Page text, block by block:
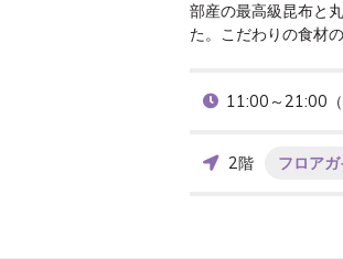
部産の最高級昆布と
た。こだわりの食材
11:00～21:00（
2階 フロアガ